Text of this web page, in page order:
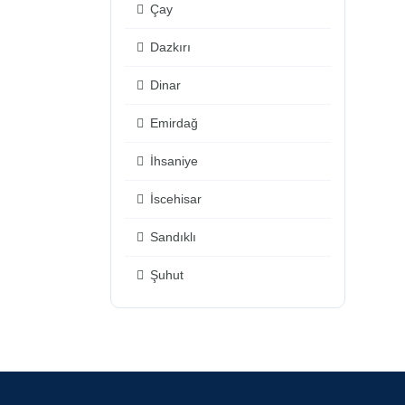
Çay
Dazkırı
Dinar
Emirdağ
İhsaniye
İscehisar
Sandıklı
Şuhut